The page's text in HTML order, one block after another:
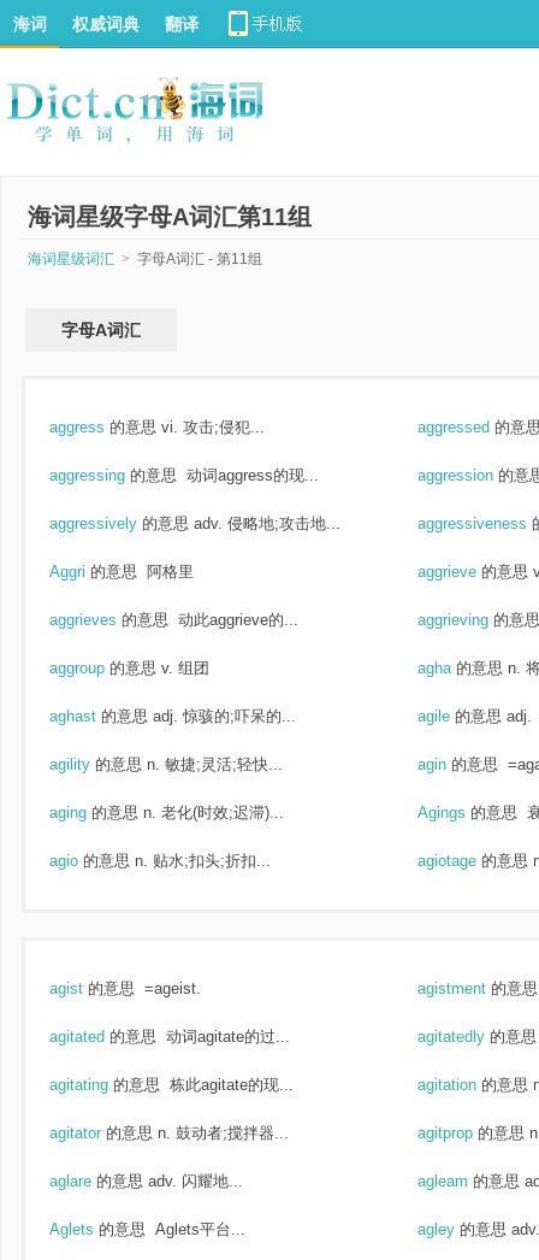
海词 权威词典 翻译
海词星级字母A词汇第11组
海词星级词汇 > 字母A词汇 - 第11组
字母A词汇
aggress 的意思 vi. 攻击;侵犯... aggressed 的意
aggressing 的意思 动词aggress的现... aggression 的意
aggressively 的意思 adv. 侵略地;攻击地... aggressiveness
Aggri 的意思 阿格里 aggrieve 的意思
aggrieves 的意思 动此aggrieve的... aggrieving 的意思
aggroup 的意思 v. 组团 agha 的意思 n.
aghast 的意思 adj. 惊骇的;吓呆的... agile 的意思 adj.
agility 的意思 n. 敏捷;灵活;轻快... agin 的意思
aging 的意思 n. 老化(时效;迟滞)... Agings 的意思
agio 的意思 n. 贴水;扣头;折扣... agiotage 的意思
agist 的意思 =ageist. agistment 的意思
agitated 的意思 动词agitate的过... agitatedly 的意思
agitating 的意思 栋此agitate的现... agitation 的意思
agitator 的意思 n. 鼓动者;搅拌器... agitprop 的意思
aglare 的意思 adv. 闪耀地... agleam 的意思
Aglets 的意思 Aglets平台... agley 的意思